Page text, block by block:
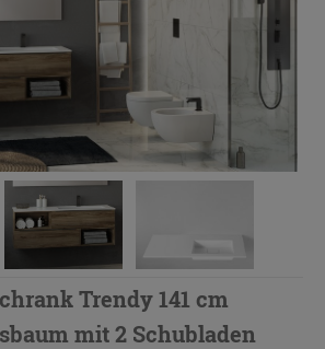
Trendy 141 cm
mit 2 Schubladen